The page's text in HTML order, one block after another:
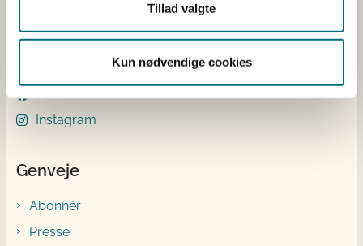
Tillad valgte
Kun nødvendige cookies
Følg os
Instagram
Genveje
Abonnér
Presse